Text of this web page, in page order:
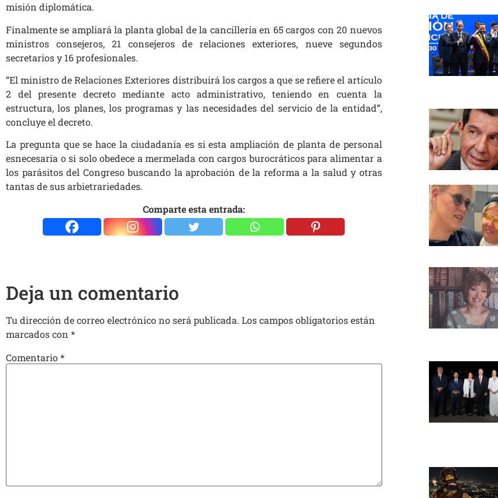
misión diplomática.
Finalmente se ampliará la planta global de la cancillería en 65 cargos con 20 nuevos
ministros consejeros, 21 consejeros de relaciones exteriores, nueve segundos
secretarios y 16 profesionales.
“El ministro de Relaciones Exteriores distribuirá los cargos a que se refiere el artículo
2 del presente decreto mediante acto administrativo, teniendo en cuenta la
estructura, los planes, los programas y las necesidades del servicio de la entidad”,
concluye el decreto.
La pregunta que se hace la ciudadanía es si esta ampliación de planta de personal
esnecesaria o si solo obedece a mermelada con cargos burocráticos para alimentar a
los parásitos del Congreso buscando la aprobación de la reforma a la salud y otras
tantas de sus arbietrariedades.
Comparte esta entrada:
Deja un comentario
Tu dirección de correo electrónico no será publicada. Los campos obligatorios están
marcados con *
Comentario*